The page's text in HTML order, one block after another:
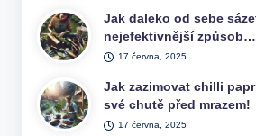
Jak daleko od sebe
nejefektivnější způsob…
17 června, 2025
Jak zazimovat chilli
své chutě před mrazem!
17 června, 2025